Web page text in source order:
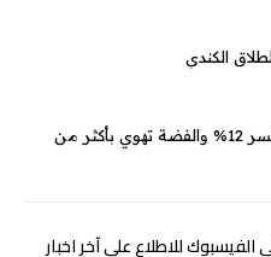
الكندي
أسوأ أداء يومي منذ 1983.. الذهب يخسر 12% والفضة تهوي بأكثر من
للاطلاع على آخر اخبار